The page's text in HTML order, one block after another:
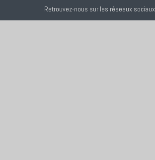
Retrouvez-nous sur les réseaux sociaux